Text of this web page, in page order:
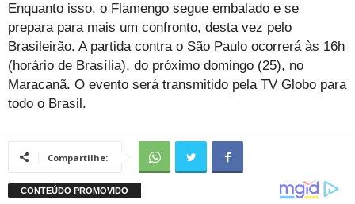
Enquanto isso, o Flamengo segue embalado e se
prepara para mais um confronto, desta vez pelo
Brasileirão. A partida contra o São Paulo ocorrerá às 16h
(horário de Brasília), do próximo domingo (25), no
Maracanã. O evento será transmitido pela TV Globo para
todo o Brasil.
Compartilhe: